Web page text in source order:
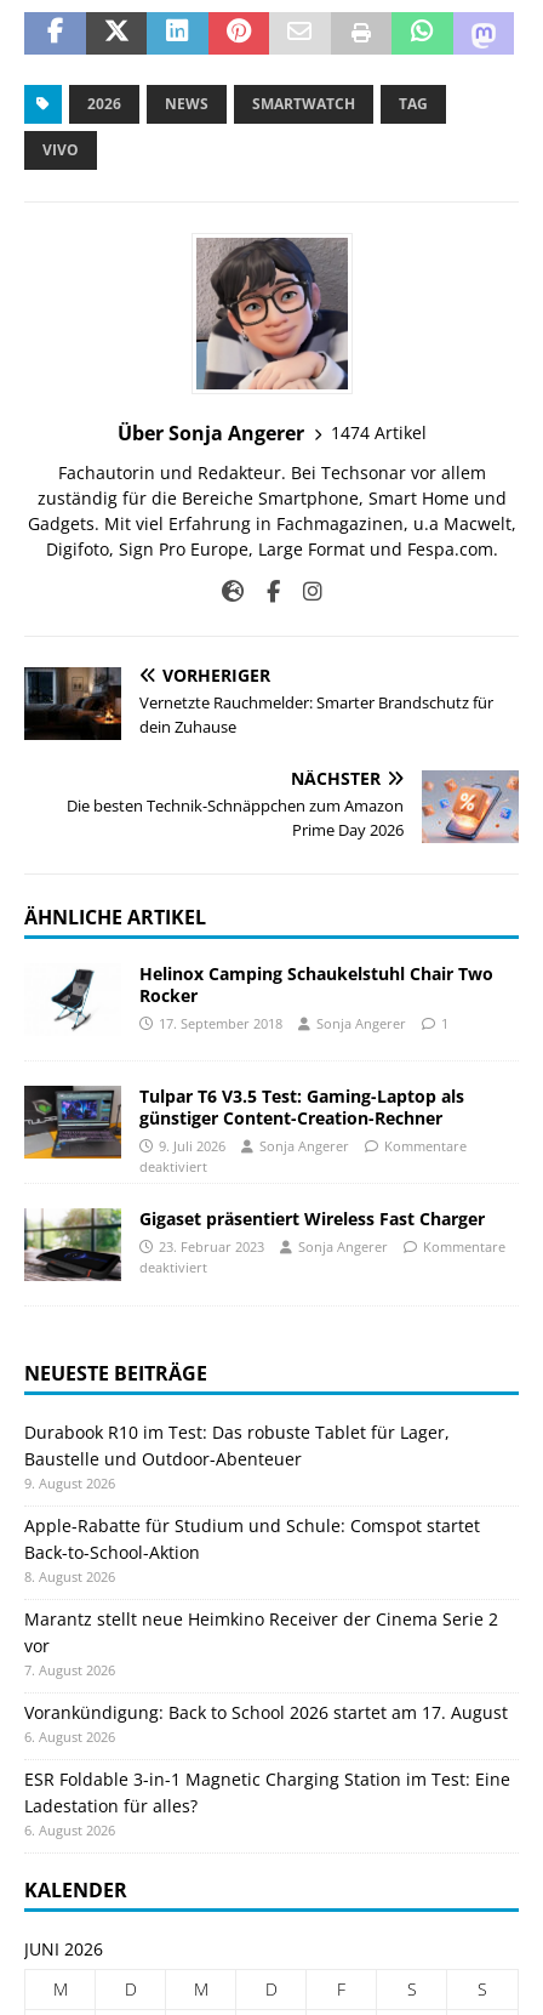
2026 NEWS SMARTWATCH TAG
VIVO
Über Sonja Angerer
1474 Artikel
Fachautorin und Redakteur. Bei Techsonar vor allem
zuständig für die Bereiche Smartphone, Smart Home und
Gadgets. Mit viel Erfahrung in Fachmagazinen, u.a Macwelt,
Digifoto, Sign Pro Europe, Large Format und Fespa.com.
VORHERIGER
Vernetzte Rauchmelder: Smarter Brandschutz für
dein Zuhause
NÄCHSTER
Die besten Technik-Schnäppchen zum Amazon
Prime Day 2026
ÄHNLICHE ARTIKEL
Helinox Camping Schaukelstuhl Chair Two
Rocker
17. September 2018 Sonja Angerer 1
Tulpar T6 V3.5 Test: Gaming-Laptop als
günstiger Content-Creation-Rechner
9. Juli 2026 Sonja Angerer
Kommentare
deaktiviert
Gigaset präsentiert Wireless Fast Charger
23. Februar 2023 Sonja Angerer
Kommentare
deaktiviert
NEUESTE BEITRÄGE
Durabook R10 im Test: Das robuste Tablet für Lager,
Baustelle und Outdoor-Abenteuer
9. August 2026
Apple-Rabatte für Studium und Schule: Comspot startet
Back-to-School-Aktion
8. August 2026
Marantz stellt neue Heimkino Receiver der Cinema Serie 2
vor
7. August 2026
Vorankündigung: Back to School 2026 startet am 17. August
6. August 2026
ESR Foldable 3-in-1 Magnetic Charging Station im Test: Eine
Ladestation für alles?
6. August 2026
KALENDER
JUNI 2026
M
D M D F S S